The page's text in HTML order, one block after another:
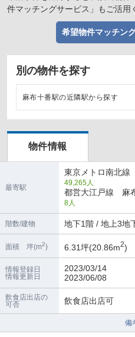
件マッチングサービス」もご活用
希望物件マッチン
別の物件を探す
麻布十番駅の近隣駅から探す
白金高輪駅の店舗物件・貸店舗
赤羽橋駅の店舗物件・貸店舗・
六本木駅の店舗物件・貸店舗・
物件情報
最寄駅
東京メトロ南北
49,265人
都営大江戸線
8人
階数/建物 地下1階 / 地上3地
面積 坪(m2) 6.31坪(20.86m2)
情報登録日
情報更新日
2023/03/14
2023/06/08
飲食店出店の
可否
飲食店出店可
備